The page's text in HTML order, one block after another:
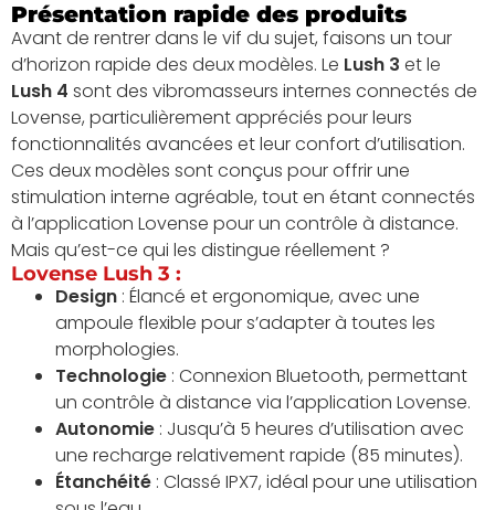
Présentation rapide des produits
Avant de rentrer dans le vif du sujet, faisons un tour
d’horizon rapide des deux modèles. Le Lush 3 et le
Lush 4 sont des vibromasseurs internes connectés de
Lovense, particulièrement appréciés pour leurs
fonctionnalités avancées et leur confort d’utilisation.
Ces deux modèles sont conçus pour offrir une
stimulation interne agréable, tout en étant connectés
à l’application Lovense pour un contrôle à distance.
Mais qu’est-ce qui les distingue réellement ?
Lovense Lush 3 :
Design : Élancé et ergonomique, avec une
ampoule flexible pour s’adapter à toutes les
morphologies.
Technologie : Connexion Bluetooth, permettant
un contrôle à distance via l’application Lovense.
Autonomie : Jusqu’à 5 heures d’utilisation avec
une recharge relativement rapide (85 minutes).
Étanchéité : Classé IPX7, idéal pour une utilisation